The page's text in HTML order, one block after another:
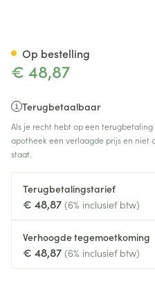
€ 48,87
Terugbetaalbaar
Als je recht hebt op een
apotheek een verlaagde prijs en niet
staat.
Terugbetalingstarief
€ 48,87 (6% inclusief btw)
Verhoogde tegemoetkoming
€ 48,87 (6% inclusief btw)
Op bestelling